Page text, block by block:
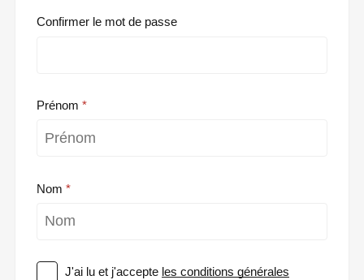
Confirmer le mot de passe
Prénom
Nom
J'ai lu et j'accepte les conditions générales